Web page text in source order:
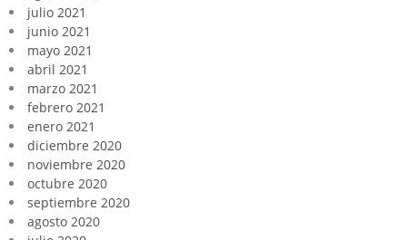
julio 2021
junio 2021
mayo 2021
abril 2021
marzo 2021
febrero 2021
enero 2021
diciembre 2020
noviembre 2020
octubre 2020
septiembre 2020
agosto 2020